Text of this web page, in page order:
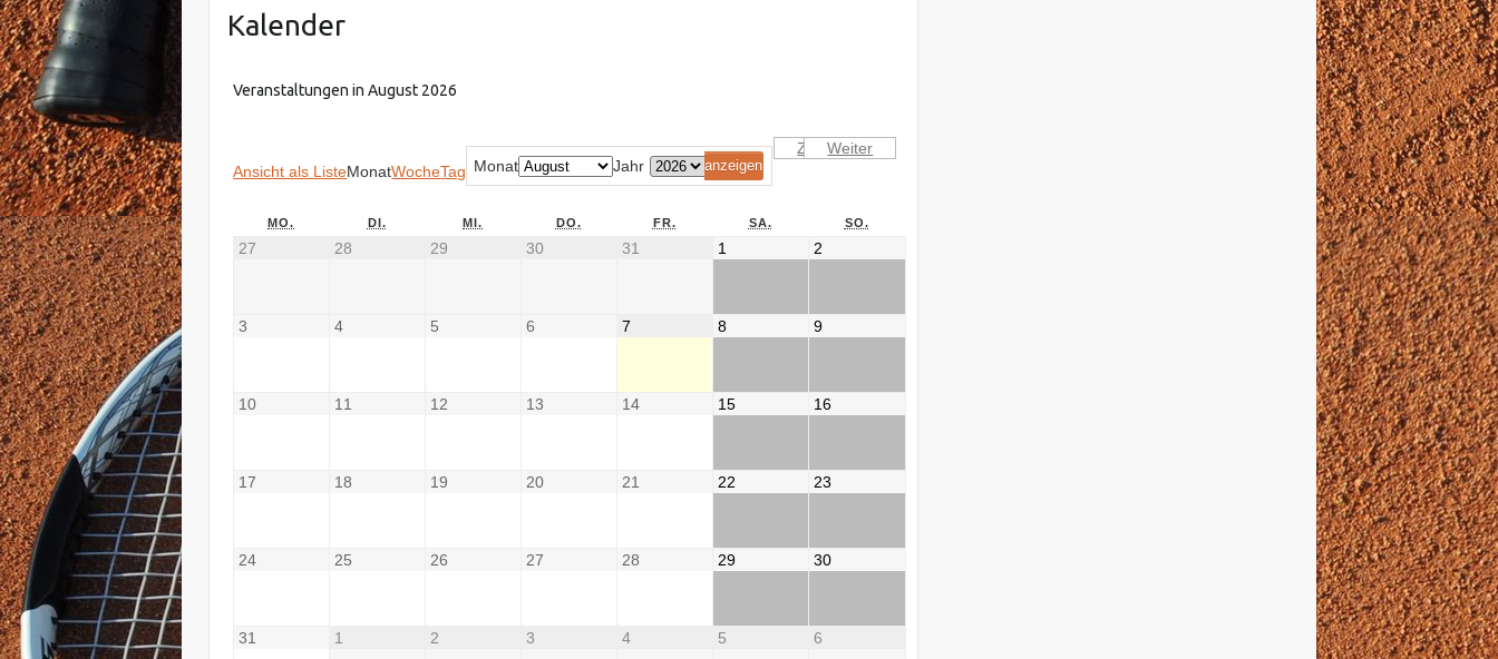
Kalender
Veranstaltungen in August 2026
Ansicht als ListeMonatWocheTag Monat Jahr
ZurückHeute
Weiter
MO. DI. MI. DO. FR. SA. SO.
27 28 29 30 31 1 2
3 4 5 6 7 8 9
10 11 12 13 14 15 16
17 18 19 20 21 22 23
24 25 26 27 28 29 30
31 1 2 3 4 5 6